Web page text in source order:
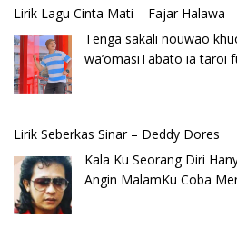
Lirik Lagu Cinta Mati – Fajar Halawa
Tenga sakali nouwao
wa’omasiTabato ia taroi
Lirik Seberkas Sinar – Deddy Dores
Kala Ku Seorang Diri
Angin MalamKu Coba